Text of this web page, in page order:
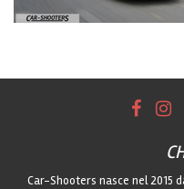
Car-Shooters nasce nel 2015